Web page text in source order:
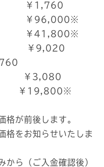
￥1,760
￥96,000※
月） ￥41,800※
月） ￥9,020
） ￥3,080
） ￥19,800※
格が前後します。
格をお知らせいたしま
ら（ご入金確認後）